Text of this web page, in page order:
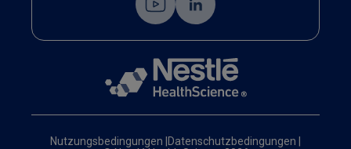
Nutzungsbedingungen Datenschutzbedingungen